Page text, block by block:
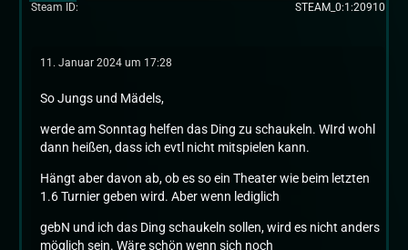
Steam ID
STEAM_0:1:20910
11. Januar 2024 um 17:28
So Jungs und Mädels,
werde am Sonntag helfen das Ding zu schaukeln. WIrd wohl
dann heißen, dass ich evtl nicht mitspielen kann.
Hängt aber davon ab, ob es so ein Theater wie beim letzten
1.6 Turnier geben wird. Aber wenn lediglich
gebN und ich das Ding schaukeln sollen, wird es nicht anders
möglich sein. Wäre schön wenn sich noch